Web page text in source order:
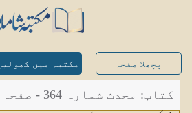
پچھلا صفحہ مکتبہ میں
کتاب: محدث شمارہ 364 - صفحہ 8